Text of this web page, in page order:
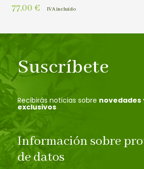
77,00 € IVA incluído
Suscríbete
Recibirás noticias sobre novedades
exclusivos
Información sobre
de datos